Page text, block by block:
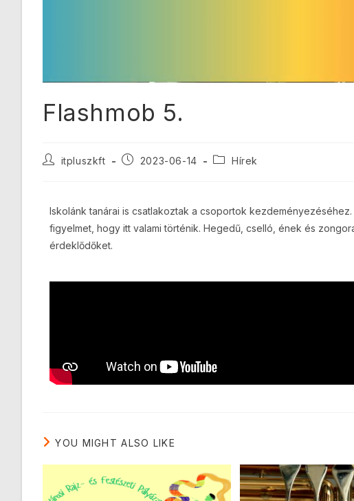
Flashmob 5.
itpluszkft 2023-06-14 Hírek
Iskolánk tanárai is csatlakoztak a csoportok
figyelmet, hogy itt valami történik. Hegedű, cselló, ének és
érdeklődőket.
YOU MIGHT ALSO LIKE